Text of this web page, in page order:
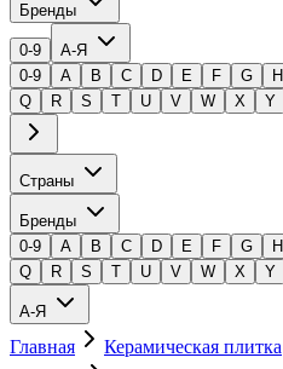
Бренды
0-9
А-Я
0-9
A B C D E F G H
Q
R S T U V W X Y
Страны
Бренды
0-9
A B C D E F G H
Q
R S T U V W X Y
А-Я
Главная Керамическая плитка